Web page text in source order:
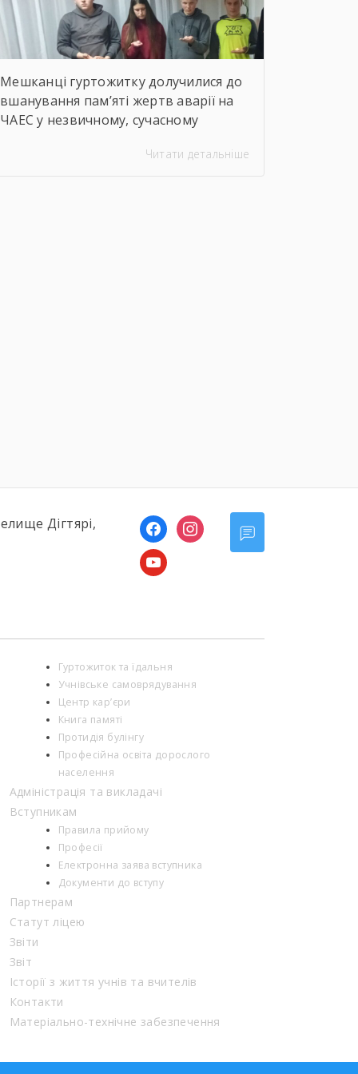
Мешканці гуртожитку долучилися до
вшанування пам’яті жертв аварії на
ЧАЕС у незвичному, сучасному
ДЕМЧЕНКО та Віталій ШОСТАК
Читати детальніше
Дігтярі,
facebookinstagram
youtube
Гуртожиток та їдальня
Учнівське самоврядування
Центр кар’єри
Книга памяті
Протидія булінгу
Професійна освіта дорослого
населення
Адміністрація та викладачі
Вступникам
Правила прийому
Професії
Електронна заява вступника
Документи до вступу
Партнерам
Статут ліцею
Звіти
Звіт
Історії з життя учнів та вчителів
Контакти
Матеріально-технічне забезпечення